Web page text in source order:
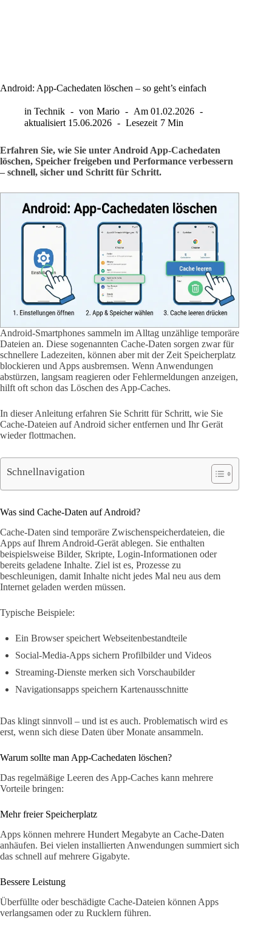
Android: App-Cachedaten löschen – so geht’s einfach
in Technik von Mario Am 01.02.2026
aktualisiert 15.06.2026 Lesezeit 7 Min
Erfahren Sie, wie Sie unter Android App-Cachedaten
löschen, Speicher freigeben und Performance verbessern
– schnell, sicher und Schritt für Schritt.
Android-Smartphones sammeln im Alltag unzählige temporäre
Dateien an. Diese sogenannten Cache-Daten sorgen zwar für
schnellere Ladezeiten, können aber mit der Zeit Speicherplatz
blockieren und Apps ausbremsen. Wenn Anwendungen
abstürzen, langsam reagieren oder Fehlermeldungen anzeigen,
hilft oft schon das Löschen des App-Caches.
In dieser Anleitung erfahren Sie Schritt für Schritt, wie Sie
Cache-Dateien auf Android sicher entfernen und Ihr Gerät
wieder flottmachen.
Schnellnavigation
Was sind Cache-Daten auf Android?
Cache-Daten sind temporäre Zwischenspeicherdateien, die
Apps auf Ihrem Android-Gerät ablegen. Sie enthalten
beispielsweise Bilder, Skripte, Login-Informationen oder
bereits geladene Inhalte. Ziel ist es, Prozesse zu
beschleunigen, damit Inhalte nicht jedes Mal neu aus dem
Internet geladen werden müssen.
Typische Beispiele:
Ein Browser speichert Webseitenbestandteile
Social-Media-Apps sichern Profilbilder und Videos
Streaming-Dienste merken sich Vorschaubilder
Navigationsapps speichern Kartenausschnitte
Das klingt sinnvoll – und ist es auch. Problematisch wird es
erst, wenn sich diese Daten über Monate ansammeln.
Warum sollte man App-Cachedaten löschen?
Das regelmäßige Leeren des App-Caches kann mehrere
Vorteile bringen:
Mehr freier Speicherplatz
Apps können mehrere Hundert Megabyte an Cache-Daten
anhäufen. Bei vielen installierten Anwendungen summiert sich
das schnell auf mehrere Gigabyte.
Bessere Leistung
Überfüllte oder beschädigte Cache-Dateien können Apps
verlangsamen oder zu Rucklern führen.